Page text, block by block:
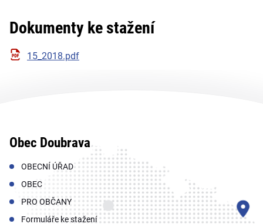
Dokumenty ke stažení
15_2018.pdf
Obec Doubrava
OBECNÍ ÚŘAD
OBEC
PRO OBČANY
Formuláře ke stažení